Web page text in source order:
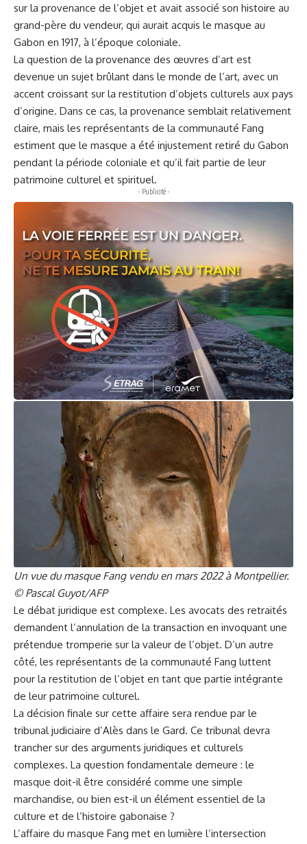
sur la provenance de l’objet et avait associé son histoire au
grand-père du vendeur, qui aurait acquis le masque au
Gabon en 1917, à l’époque coloniale.
La question de la provenance des œuvres d’art est
devenue un sujet brûlant dans le monde de l’art, avec un
accent croissant sur la restitution d’objets culturels aux pays
d’origine. Dans ce cas, la provenance semblait relativement
claire, mais les représentants de la communauté Fang
estiment que le masque a été injustement retiré du Gabon
pendant la période coloniale et qu’il fait partie de leur
patrimoine culturel et spirituel.
- Publicité -
Un vue du masque Fang vendu en mars 2022 à Montpellier.
© Pascal Guyot/AFP
Le débat juridique est complexe. Les avocats des retraités
demandent l’annulation de la transaction en invoquant une
prétendue tromperie sur la valeur de l’objet. D’un autre
côté, les représentants de la communauté Fang luttent
pour la restitution de l’objet en tant que partie intégrante
de leur patrimoine culturel.
La décision finale sur cette affaire sera rendue par le
tribunal judiciaire d’Alès dans le Gard. Ce tribunal devra
trancher sur des arguments juridiques et culturels
complexes. La question fondamentale demeure : le
masque doit-il être considéré comme une simple
marchandise, ou bien est-il un élément essentiel de la
culture et de l’histoire gabonaise ?
L’affaire du masque Fang met en lumière l’intersection